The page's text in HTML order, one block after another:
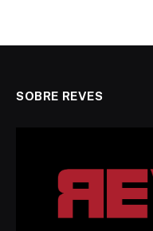
SOBRE REVES